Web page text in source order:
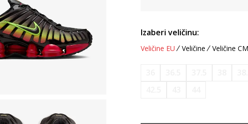
Izaberi veličinu:
Veličine EU Veličine Veličine CM